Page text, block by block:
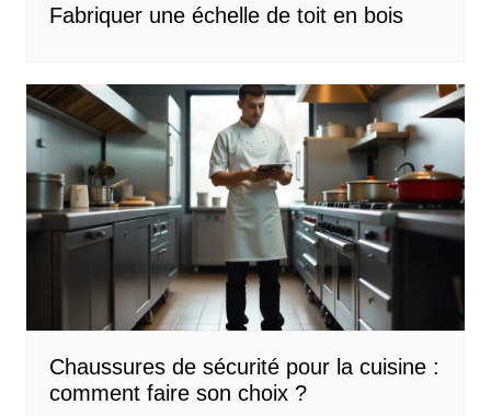
Fabriquer une échelle de toit en bois
Chaussures de sécurité pour la cuisine :
comment faire son choix ?